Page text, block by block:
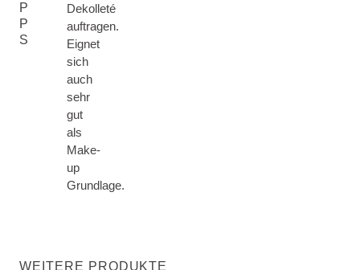
P
P
S
Dekolleté
auftragen.
Eignet
sich
auch
sehr
gut
als
Make-
up
Grundlage.
WEITERE PRODUKTE